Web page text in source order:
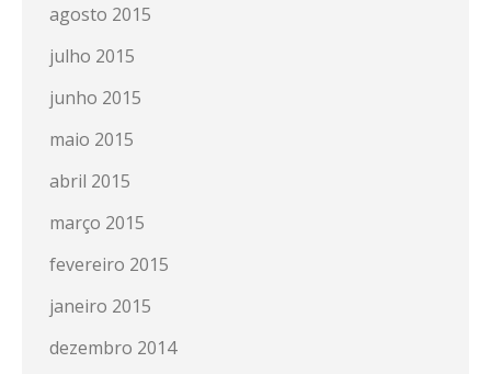
agosto 2015
julho 2015
junho 2015
maio 2015
abril 2015
março 2015
fevereiro 2015
janeiro 2015
dezembro 2014